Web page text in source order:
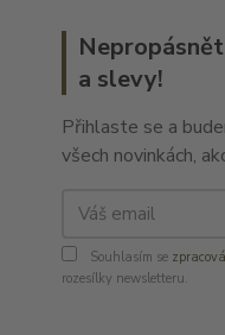
a slevy!
Přihlaste se a
všech novinkách,
Souhlasím se
rozesílky newsletteru.